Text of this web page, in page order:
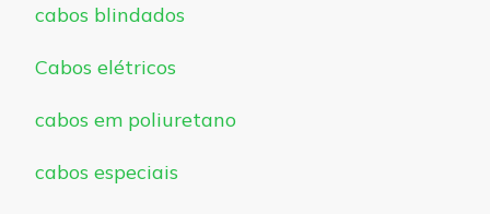
cabos blindados
Cabos elétricos
cabos em poliuretano
cabos especiais